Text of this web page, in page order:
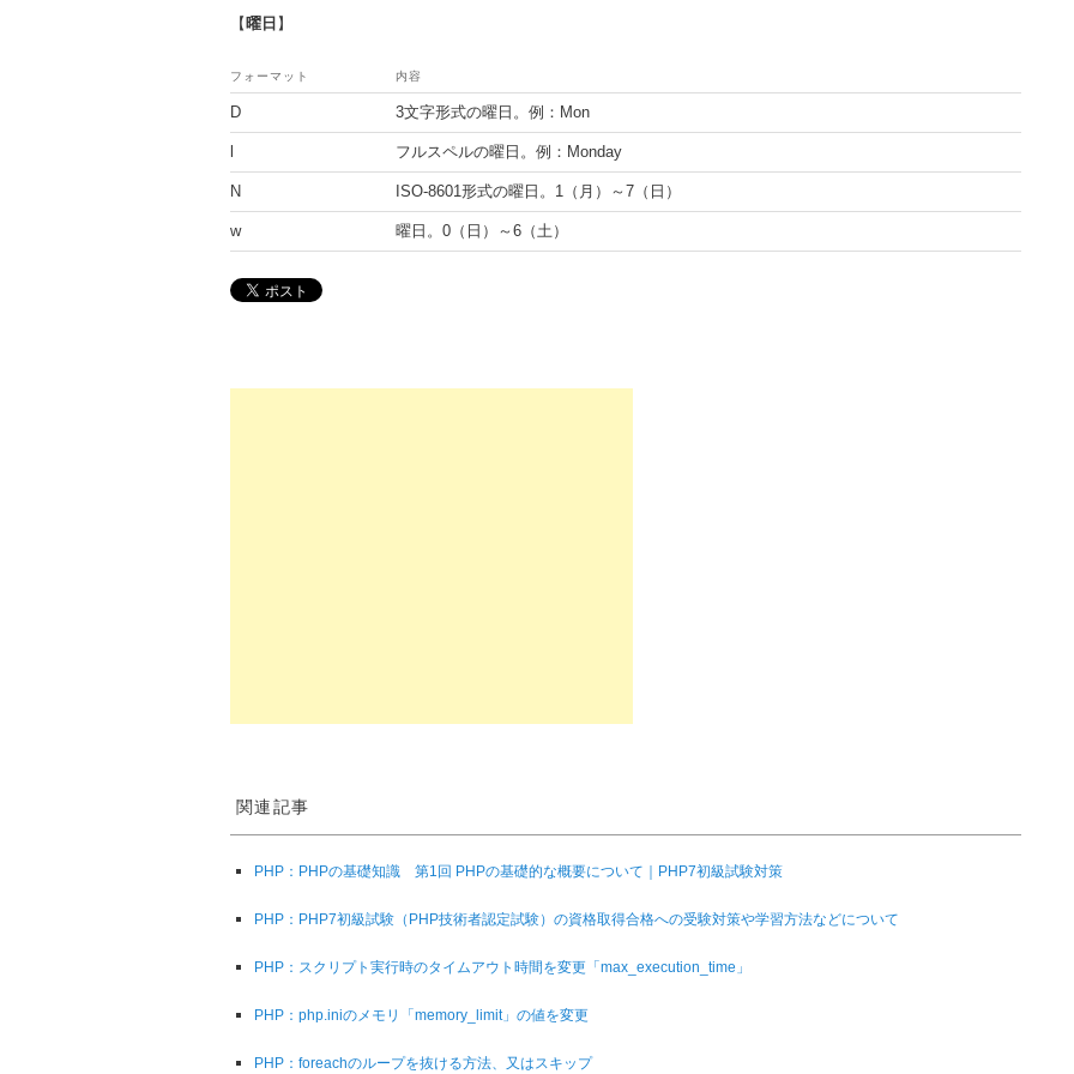
【曜日 】
フォーマット 内容
D 3文字形式の曜日。例：Mon
フルスペルの曜日。例：Monday
N ISO-8601形式の曜日。1（月）～7（日）
w 曜日。0（日）～6（土）
関連記事
PHP：PHPの基礎知識 第1回 PHPの基礎的な概要について｜PHP7初級試験対策
PHP：PHP7初級試験（PHP技術者認定試験）の資格取得合格への受験対策や学習方法などについて
PHP：スクリプト実行時のタイムアウト時間を変更「max_execution_time」
PHP：php.iniのメモリ「memory_limit」の値を変更
PHP：foreachのループを抜ける方法、又はスキップ